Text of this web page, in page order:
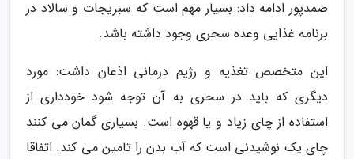
صمدپور ادامه داد: بسیار مهم است که سبزیجات و سالاد در
برنامه غذایی وعده سحری وجود داشته باشد.
این متخصص تغذیه و رژیم درمانی اذعان داشت: مورد
دیگری که باید در سحری به آن توجه شود خودداری از
استفاده از چای زیاد و یا قهوه است. بسیاری گمان می کنند
چای یک نوشیدنی است که آب بدن را تامین می کند. اتفاقا